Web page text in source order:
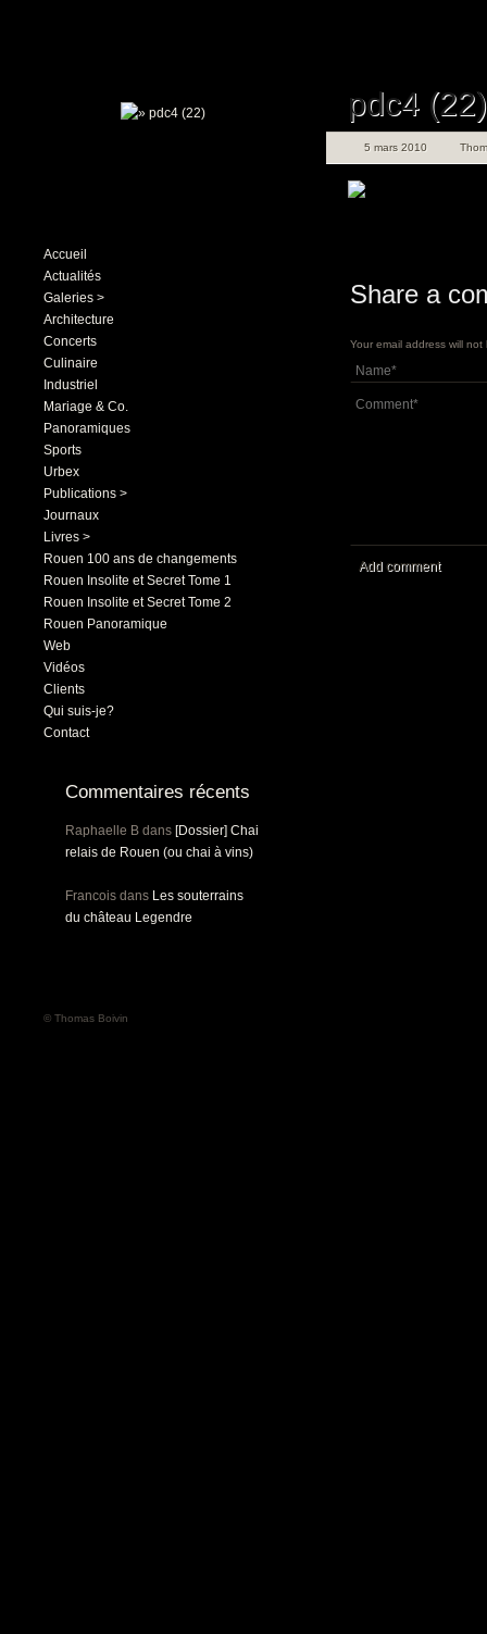
Accueil
Actualités
Galeries >
Architecture
Concerts
Culinaire
Industriel
Mariage & Co.
Panoramiques
Sports
Urbex
Publications >
Journaux
Livres >
Rouen 100 ans de changements
Rouen Insolite et Secret Tome 1
Rouen Insolite et Secret Tome 2
Rouen Panoramique
Web
Vidéos
Clients
Qui suis-je?
Contact
Commentaires récents
Raphaelle B dans [Dossier] Chai
relais de Rouen (ou chai à vins)
Francois dans Les souterrains
du château Legendre
pdc4 (22)
5 mars 2010
Share a
Your email address will
Add comment
© Thomas Boivin